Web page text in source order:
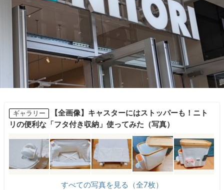
ギャラリー
【全画像】キャスターにはストッパーも！ニト
リの便利な「フタ付き収納」使ってみた（写真）
すべての写真を見る（全7枚）